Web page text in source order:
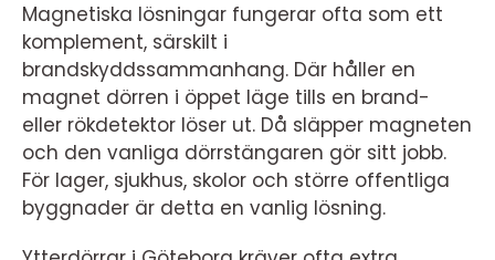
Magnetiska lösningar fungerar ofta som ett
komplement, särskilt i
brandskyddssammanhang. Där håller en
magnet dörren i öppet läge tills en brand-
eller rökdetektor löser ut. Då släpper magneten
och den vanliga dörrstängaren gör sitt jobb.
För lager, sjukhus, skolor och större offentliga
byggnader är detta en vanlig lösning.